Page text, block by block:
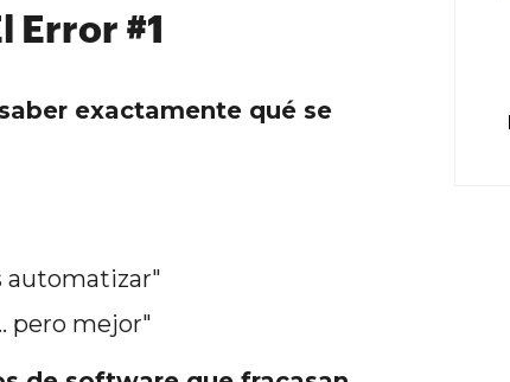
Error #1
exactamente qué se
automatizar"
pero mejor"